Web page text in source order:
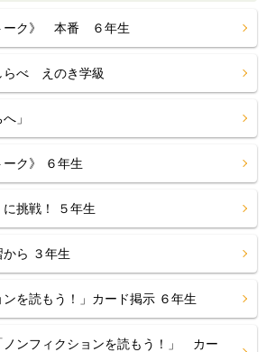
ーク》 本番 ６年生
らべ えのき学級
」
ーク》 ６年生
に挑戦！ ５年生
ら ３年生
ンを読もう！」カード掲示 ６年生
ノンフィクションを読もう！」 カー